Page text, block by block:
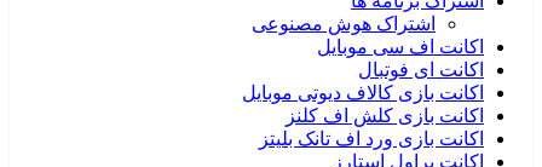
اشتراک هوش مصنوعی
اکانت اف سی موبایل
اکانت ای فوتبال
اکانت بازی کالاف دیوتی موبایل
اکانت بازی کلش اف کلنز
اکانت بازی ورد اف تانک بلیتز
اکانت براول استارز